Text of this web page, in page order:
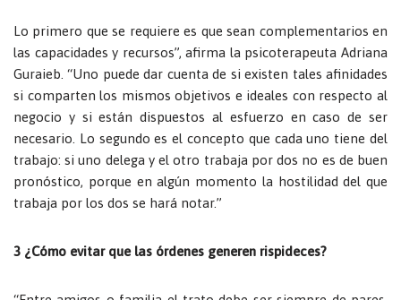
Lo primero que se requiere es que sean complementarios en
las capacidades y recursos”, afirma la psicoterapeuta Adriana
Guraieb. “Uno puede dar cuenta de si existen tales afinidades
si comparten los mismos objetivos e ideales con respecto al
negocio y si están dispuestos al esfuerzo en caso de ser
necesario. Lo segundo es el concepto que cada uno tiene del
trabajo: si uno delega y el otro trabaja por dos no es de buen
pronóstico, porque en algún momento la hostilidad del que
trabaja por los dos se hará notar.”
3 ¿Cómo evitar que las órdenes generen rispideces?